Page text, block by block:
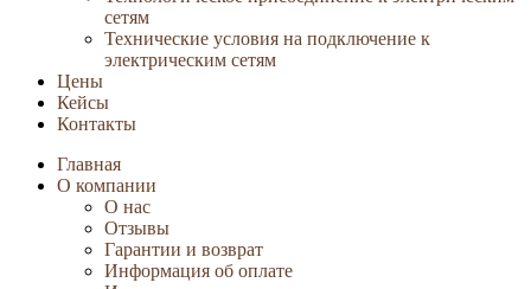
сетям
Технические условия на подключение к
электрическим сетям
Цены
Кейсы
Контакты
Главная
О компании
О нас
Отзывы
Гарантии и возврат
Информация об оплате